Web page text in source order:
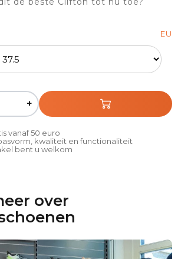
EU
+
vanaf 50 euro
kwaliteit en functionaliteit
bent u welkom
over